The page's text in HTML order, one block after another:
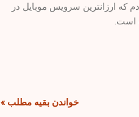
که ارزانترین سرویس موبایل در
خواندن بقیه مطلب »